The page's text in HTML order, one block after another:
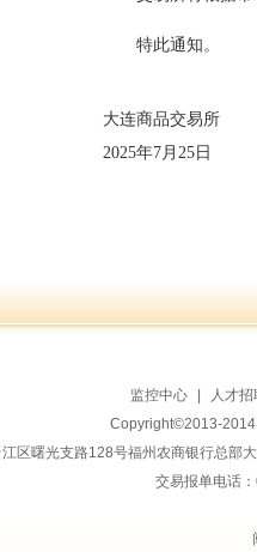
特此通知。
大连商品交易所
2025年7月25日
监控中心
人才招
Copyright©2013-
区曙光支路128号福州农商银行总
交易报单电话